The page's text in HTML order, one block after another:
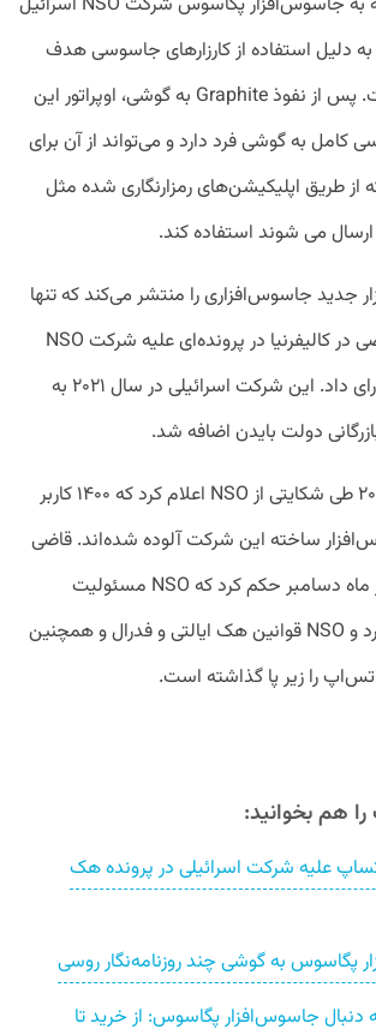
دلیل استفاده از کارزار‌های جاسوسی هدف
نقد فراوان قرار گرفت. پس از نفوذ Graphite به گوشی، اوپراتور این
کامل به گوشی فرد دارد و می‌تواند از آن برای
از طریق اپلیکیشن‌های رمزارنگاری شده مثل
می شوند استفاده کند.
جدید جاسوس‌افزاری را منتشر می‌کند که تنها
چند هفته پیش قاضی در کالیفرنیا در پرونده‌ای علیه شرکت NSO
اسرائیل به نفع متا رای داد. این شرکت اسرائیلی در سال ۲۰۲۱ به
دولت بایدن اضافه شد.
واتس‌اپ در سال ۲۰۱۹ طی شکایتی از NSO اعلام کرد که ۱۴۰۰ کاربر
ساخته این شرکت آلوده شده‌اند. قاضی
فیلیس همیلتون در ماه دسامبر حکم کرد که NSO مسئولیت
حملات را برعهده دارد و NSO قوانین هک ایالتی و فدرال و همچنین
را زیر پا گذاشته است.
هم بخوانید:
علیه شرکت اسرائیلی در پرونده هک
پگاسوس به گوشی چند‌ روزنامه‌نگار روسی
دنبال جاسوس‌افزار پگاسوس: از خرید تا